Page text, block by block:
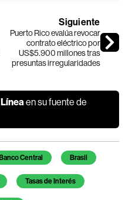
Siguiente
Puerto Rico evalúa revocar
contrato eléctrico por
US$5.900 millones tras
presuntas irregularidades
en su fuente de
Banco Central Brasil
Tasas de Interés